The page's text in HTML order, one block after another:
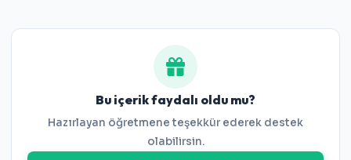
Bu içerik faydalı oldu mu?
Hazırlayan öğretmene teşekkür ederek destek
olabilirsin.